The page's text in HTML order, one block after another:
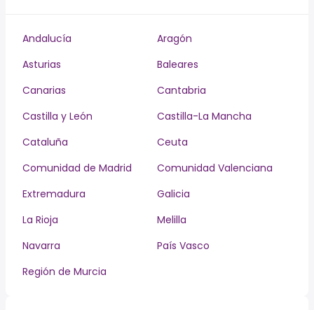
Andalucía
Aragón
Asturias
Baleares
Canarias
Cantabria
Castilla y León
Castilla-La Mancha
Cataluña
Ceuta
Comunidad de Madrid
Comunidad Valenciana
Extremadura
Galicia
La Rioja
Melilla
Navarra
País Vasco
Región de Murcia